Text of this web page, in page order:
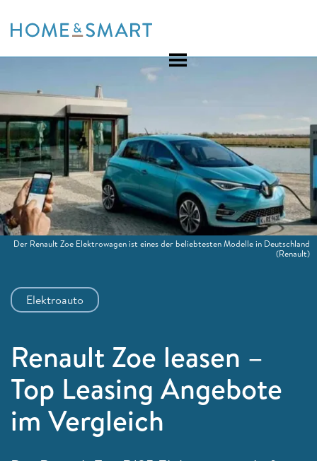
to
Elektroauto
Renault Zoe leasen –
Top Leasing Angebote
im Vergleich
Der Renault Zoe Elektrowagen ist eines der beliebtesten Modelle in Deutschland
(Renault)